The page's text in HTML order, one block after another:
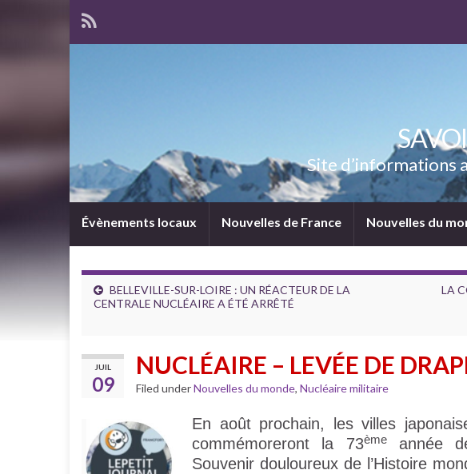
Site d’informations
Évènements locaux Nouvelles de France Nouvelles du
BELLEVILLE-SUR-LOIRE : UN RÉACTEUR DE LA
CENTRALE NUCLÉAIRE A ÉTÉ ARRÊTÉ
LA
JUIL
09
NUCLÉAIRE – LEVÉE DE
Filed underNouvelles du monde, Nucléaire militaire
En août prochain, les villes
commémoreront la 73èmeannée
Souvenir douloureux de l’Histoire